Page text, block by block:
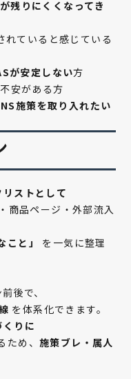
残りにくくなってき
ていると感じている
が安定しない方
安がある方
施策を取り入れたい
リストとして
商品ページ・外部流入
と」
を一気に整理
後で、
を体系化できます。
くりに
ため、施策ブレ・属人